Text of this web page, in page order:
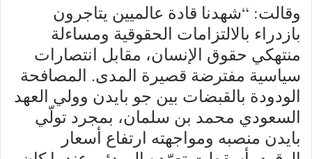
وقالت: “شهدنا قادة عالميين يتاجرون
بازدراء بالالتزامات الحقوقية ومساءلة
منتهكي حقوق الإنسان، مقابل انتصارات
سياسية مفترضة قصيرة المدى. المصافحة
الودودة بالقبضات بين جو بايدن وولي العهد
السعودي محمد بن سلمان، بمجرد تولّي
بايدن منصبه ومواجهته ارتفاع أسعار